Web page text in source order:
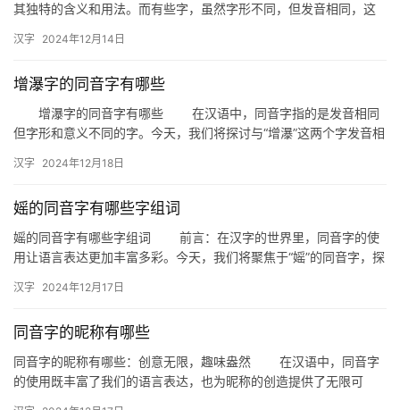
其独特的含义和用法。而有些字，虽然字形不同，但发音相同，这
的…
汉字 2024年12月14日
增瀑字的同音字有哪些
增瀑字的同音字有哪些 在汉语中，同音字指的是发音相同
但字形和意义不同的字。今天，我们将探讨与“增瀑”这两个字发音相
汉字 2024年12月18日
媱的同音字有哪些字组词
媱的同音字有哪些字组词 前言：在汉字的世界里，同音字的使
用让语言表达更加丰富多彩。今天，我们将聚焦于“媱”的同音字，探
汉字 2024年12月17日
同音字的昵称有哪些
同音字的昵称有哪些：创意无限，趣味盎然 在汉语中，同音字
的使用既丰富了我们的语言表达，也为昵称的创造提供了无限可